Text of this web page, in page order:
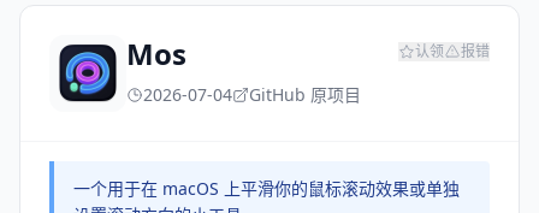
Mos 认领 报错
2026-07-04 GitHub 原项目
一个用于在 macOS 上平滑你的鼠标滚动效果或单独